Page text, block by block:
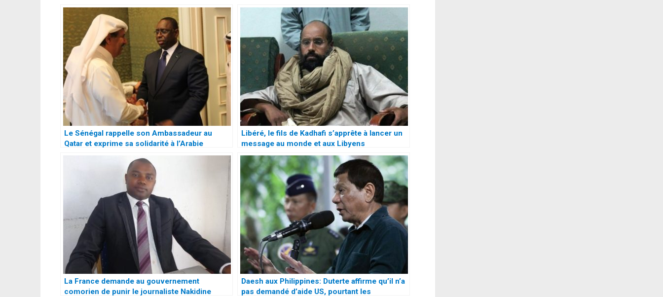
Le Sénégal rappelle son Ambassadeur au
Qatar et exprime sa solidarité à l’Arabie
Libéré, le fils de Kadhafi s’apprête à lancer un
message au monde et aux Libyens
La France demande au gouvernement
comorien de punir le journaliste Nakidine
Daesh aux Philippines: Duterte affirme qu’il n’a
pas demandé d’aide US, pourtant les